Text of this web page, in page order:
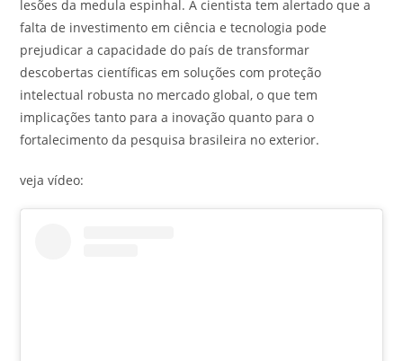
lesões da medula espinhal. A cientista tem alertado que a
falta de investimento em ciência e tecnologia pode
prejudicar a capacidade do país de transformar
descobertas científicas em soluções com proteção
intelectual robusta no mercado global, o que tem
implicações tanto para a inovação quanto para o
fortalecimento da pesquisa brasileira no exterior.
veja vídeo: